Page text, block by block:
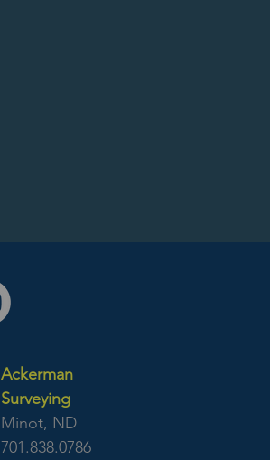
Ackerman
Surveying
Minot, ND
701.838.0786